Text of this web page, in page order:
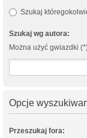
Szukaj
Szukaj wg autora:
Można użyć gwiazdki
Opcje
Przeszukaj fora: